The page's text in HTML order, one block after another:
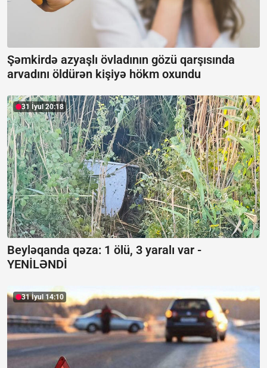
Şəmkirdə azyaşlı övladının gözü qarşısında
arvadını öldürən kişiyə hökm oxundu
31 İyul 20:18
Beyləqanda qəza: 1 ölü, 3 yaralı var -
YENİLƏNDİ
31 İyul 14:10